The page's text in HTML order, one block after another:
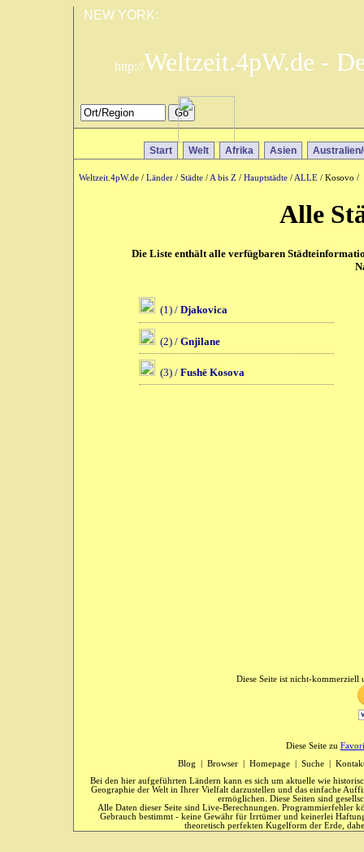
NEW YORK:
http://Weltzeit.4pW.de -
Start Welt Afrika Asien
Weltzeit.4pW.de / Länder / Städte / A bis Z / Hauptstädte / ALLE / Kosovo /
Alle
Die Liste enthält alle verfügbaren
(1) / Djakovica
(2) / Gnjilane
(3) / Fushë Kosova
Diese Seite ist nicht-kommerziell
Diese Seite zu
Blog
Browser| Homepage| Suche|
Bei den hier aufgeführten Ländern kann es sich um aktuelle wie
Geographie der Welt in Ihrer Vielfalt darzustellen und das einfache
ermöglichen. Diese Seiten sind
Alle Daten dieser Seite sind Live-Berechnungen. Programmierfehler
Gebrauch bestimmt - keine Gewähr für Irrtümer und keinerlei
theoretisch perfekten Kugelform der Erde,